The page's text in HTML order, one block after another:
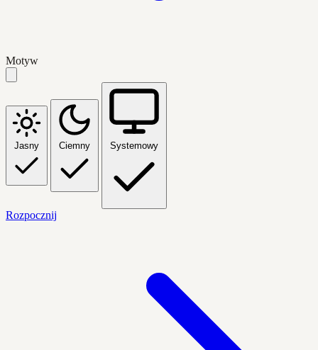
Motyw
Jasny Ciemny Systemowy
Rozpocznij